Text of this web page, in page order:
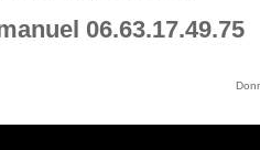
06.63.17.49.75